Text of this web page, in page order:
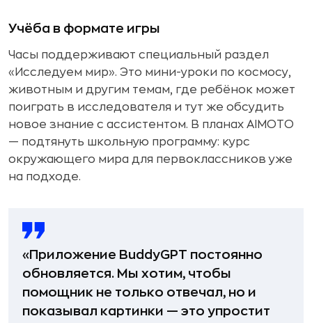
Учёба в формате игры
Часы поддерживают специальный раздел
«Исследуем мир». Это мини-уроки по космосу,
животным и другим темам, где ребёнок может
поиграть в исследователя и тут же обсудить
новое знание с ассистентом. В планах AIMOTO
— подтянуть школьную программу: курс
окружающего мира для первоклассников уже
на подходе.
«Приложение BuddyGPT постоянно
обновляется. Мы хотим, чтобы
помощник не только отвечал, но и
показывал картинки — это упростит